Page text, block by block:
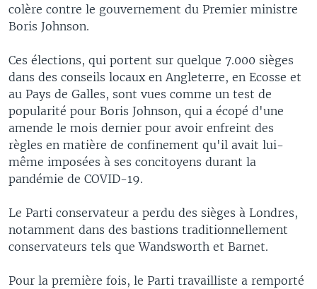
colère contre le gouvernement du Premier ministre
Boris Johnson.
Ces élections, qui portent sur quelque 7.000 sièges
dans des conseils locaux en Angleterre, en Ecosse et
au Pays de Galles, sont vues comme un test de
popularité pour Boris Johnson, qui a écopé d'une
amende le mois dernier pour avoir enfreint des
règles en matière de confinement qu'il avait lui-
même imposées à ses concitoyens durant la
pandémie de COVID-19.
Le Parti conservateur a perdu des sièges à Londres,
notamment dans des bastions traditionnellement
conservateurs tels que Wandsworth et Barnet.
Pour la première fois, le Parti travailliste a remporté